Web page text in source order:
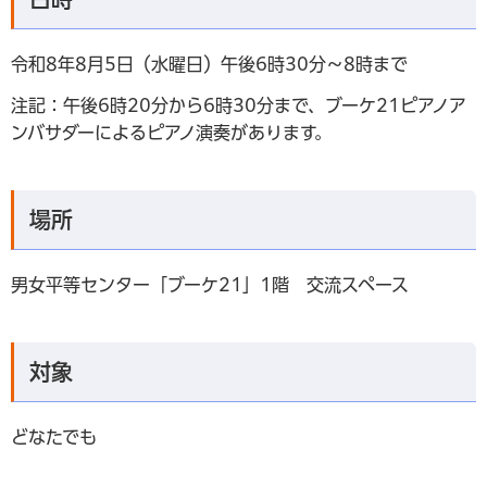
令和8年8月5日（水曜日）午後6時30分～8時まで
注記：午後6時20分から6時30分まで、ブーケ21ピアノア
ンバサダーによるピアノ演奏があります。
場所
男女平等センター「ブーケ21」1階 交流スペース
対象
どなたでも